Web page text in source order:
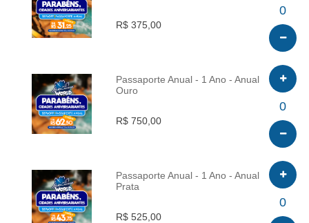
INFO
R$ 375,00
0
INFO
Passaporte Anual - 1 Ano - Anual
Ouro
R$ 750,00
0
INFO
Passaporte Anual - 1 Ano - Anual
Prata
R$ 525,00
0